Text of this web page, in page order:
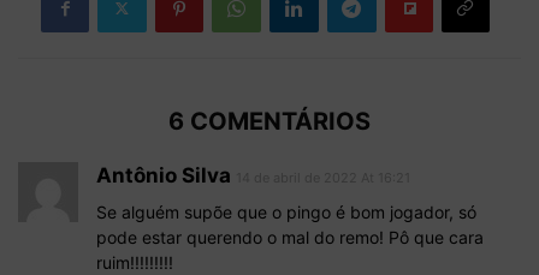
6 COMENTÁRIOS
Antônio Silva
Se alguém supõe que o pingo é bom jogador, só
pode estar querendo o mal do remo! Pô que cara
ruim!!!!!!!!!